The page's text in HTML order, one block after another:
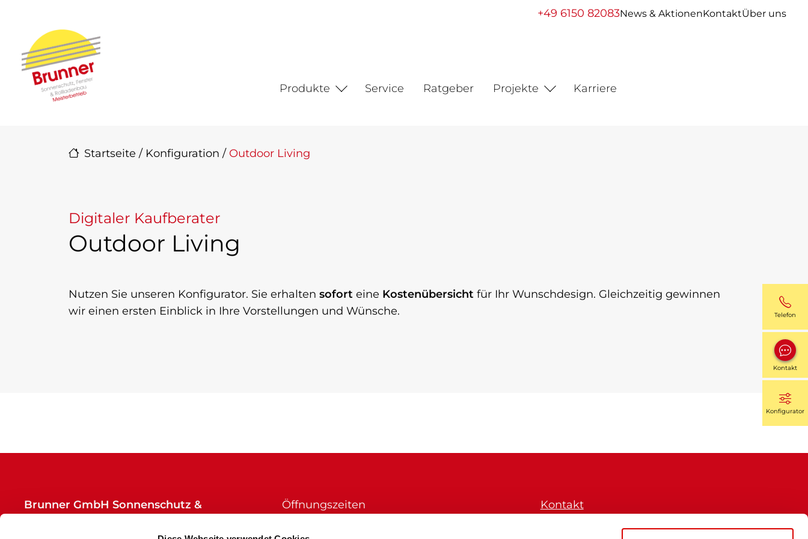
+49 6150 82083News & AktionenKontaktÜber uns
Hauptnavigation
Produkte
Service Ratgeber Projekte Karriere
Startseite / Konfiguration / Outdoor Living
Digitaler Kaufberater
Outdoor Living
Nutzen Sie unseren Konfigurator. Sie erhalten sofort eine Kostenübersicht für Ihr Wunschdesign. Gleichzeitig gewinnen
wir einen ersten Einblick in Ihre Vorstellungen und Wünsche.
Brunner GmbH Sonnenschutz &
Öffnungszeiten
Kontakt
Telefon
Kontakt
Konfigurator